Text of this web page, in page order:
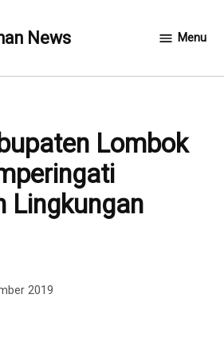
News Menu
Lombok
Lingkungan
2019